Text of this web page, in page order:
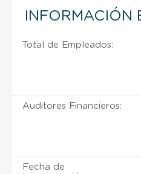
INFORMACIÓN
Total de Empleados:
Auditores Financieros:
Fecha de